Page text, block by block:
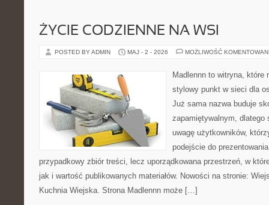
ŻYCIE CODZIENNE NA WSI
POSTED BY ADMIN MAJ - 2 - 2026 MOŻLIWOŚĆ
Madlennn to witryna, które
stylowy punkt w sieci dla
Już sama nazwa buduje
zapamiętywalnym, dlatego
uwagę użytkowników,
podejście do
przypadkowy zbiór treści, lecz uporządkowana przestrzeń, w
jak i wartość publikowanych materiałów. Nowości na stronie:
Kuchnia Wiejska. Strona Madlennn może […]